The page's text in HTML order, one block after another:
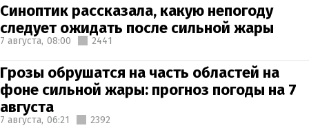
Синоптик рассказала, какую непогоду
следует ожидать после сильной жары
7 августа, 08:00 2441
Грозы обрушатся на часть областей на
фоне сильной жары: прогноз погоды на 7
августа
7 августа, 06:21 2392